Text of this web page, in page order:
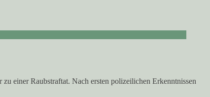
einer Raubstraftat. Nach ersten polizeilichen Erkenntnissen